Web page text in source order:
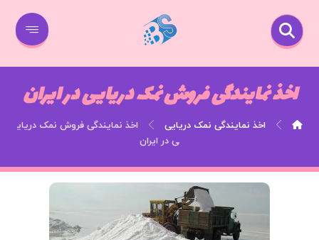
اخذ نمایندگی فروش نمک دریایی در ایران
اخذ نمایندگی نمک دریایی
اخذ نمایندگی فروش نمک دریای
ی در ایران